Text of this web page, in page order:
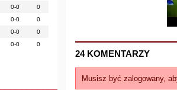
0-0
0
0-0
0
0-0
0
0-0 0
24 KOMENTARZY
Musisz być zalogowany,